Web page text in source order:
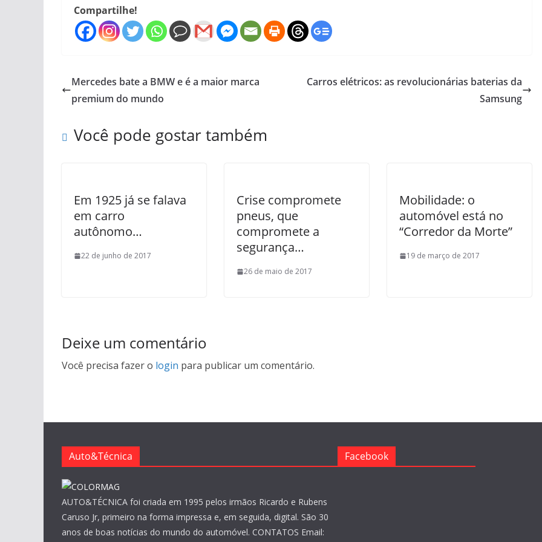
Compartilhe!
Mercedes bate a BMW e é a maior marca
premium do mundo
Carros elétricos: as revolucionárias baterias da
Samsung
Você pode gostar também
Em 1925 já se falava
em carro
autônomo…
22 de junho de 2017
Crise compromete
pneus, que
compromete a
segurança…
26 de maio de 2017
Mobilidade: o
automóvel está no
“Corredor da Morte”
19 de março de 2017
Deixe um comentário
Você precisa fazer o login para publicar um comentário.
Auto&Técnica
AUTO&TÉCNICA foi criada em 1995 pelos irmãos Ricardo e Rubens
Caruso Jr, primeiro na forma impressa e, em seguida, digital. São 30
anos de boas notícias do mundo do automóvel. CONTATOS Email:
Facebook